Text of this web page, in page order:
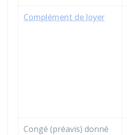
Complément de loyer
Congé (préavis) donné